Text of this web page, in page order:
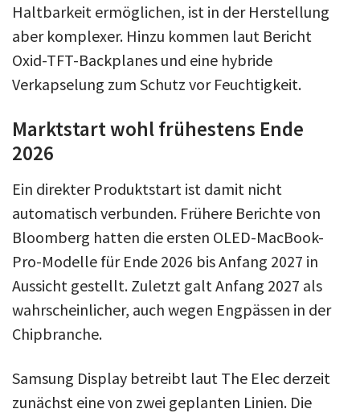
Haltbarkeit ermöglichen, ist in der Herstellung
aber komplexer. Hinzu kommen laut Bericht
Oxid-TFT-Backplanes und eine hybride
Verkapselung zum Schutz vor Feuchtigkeit.
Marktstart wohl frühestens Ende
2026
Ein direkter Produktstart ist damit nicht
automatisch verbunden. Frühere Berichte von
Bloomberg hatten die ersten OLED-MacBook-
Pro-Modelle für Ende 2026 bis Anfang 2027 in
Aussicht gestellt. Zuletzt galt Anfang 2027 als
wahrscheinlicher, auch wegen Engpässen in der
Chipbranche.
Samsung Display betreibt laut The Elec derzeit
zunächst eine von zwei geplanten Linien. Die